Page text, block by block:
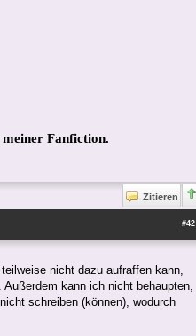
Fanfiction.
Zitieren
#42
nicht dazu aufraffen kann,
kann ich nicht behaupten,
schreiben (können), wodurch